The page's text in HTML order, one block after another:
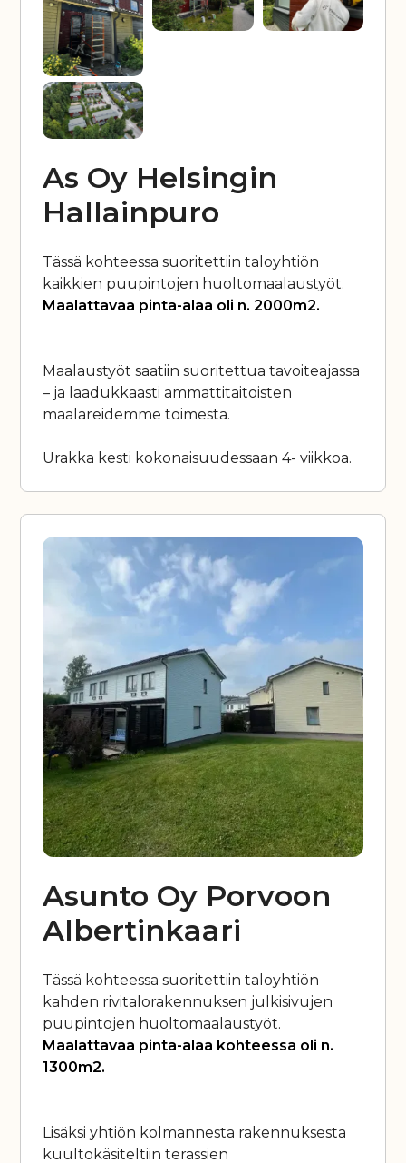
As Oy Helsingin
Hallainpuro
Tässä kohteessa suoritettiin taloyhtiön
kaikkien puupintojen huoltomaalaustyöt.
Maalattavaa pinta-alaa oli n. 2000m2.
Maalaustyöt saatiin suoritettua tavoiteajassa
– ja laadukkaasti ammattitaitoisten
maalareidemme toimesta.
Urakka kesti kokonaisuudessaan 4- viikkoa.
Asunto Oy Porvoon
Albertinkaari
Tässä kohteessa suoritettiin taloyhtiön
kahden rivitalorakennuksen julkisivujen
puupintojen huoltomaalaustyöt.
Maalattavaa pinta-alaa kohteessa oli n.
1300m2.
Lisäksi yhtiön kolmannesta rakennuksesta
kuultokäsiteltiin terassien